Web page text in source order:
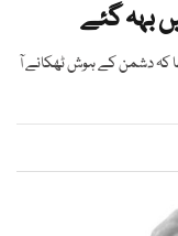
بہہ گئے
تھا کہ دشمن کے ہوش ٹھکانے آ